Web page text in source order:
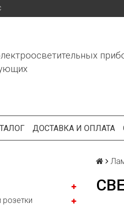
ДОСТАВКА И ОПЛАТА
розетки